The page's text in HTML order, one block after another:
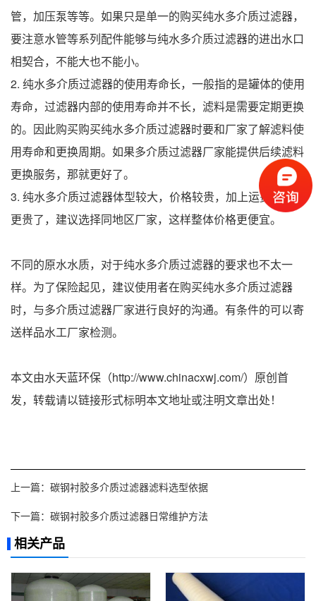
管，加压泵等等。如果只是单一的购买纯水多介质过滤器，
要注意水管等系列配件能够与纯水多介质过滤器的进出水口
相契合，不能大也不能小。
2. 纯水多介质过滤器的使用寿命长，一般指的是罐体的使用
寿命，过滤器内部的使用寿命并不长，滤料是需要定期更换
的。因此购买购买纯水多介质过滤器时要和厂家了解滤料使
用寿命和更换周期。如果多介质过滤器厂家能提供后续滤料
更换服务，那就更好了。
3. 纯水多介质过滤器体型较大，价格较贵，加上运费价格就
更贵了，建议选择同地区厂家，这样整体价格更便宜。
不同的原水水质，对于纯水多介质过滤器的要求也不太一
样。为了保险起见，建议使用者在购买纯水多介质过滤器
时，与多介质过滤器厂家进行良好的沟通。有条件的可以寄
送样品水工厂家检测。
本文由水天蓝环保（http://www.chinacxwj.com/）原创首
发，转载请以链接形式标明本文地址或注明文章出处！
上一篇： 碳钢衬胶多介质过滤器滤料选型依据
下一篇： 碳钢衬胶多介质过滤器日常维护方法
相关产品